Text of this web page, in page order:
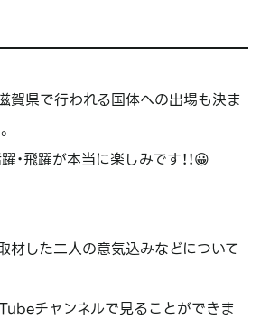
賀県で行われる国体への出場も決ま
・飛躍が本当に楽しみです！！😀
材した二人の意気込みなどについて
チャンネルで見ることができま